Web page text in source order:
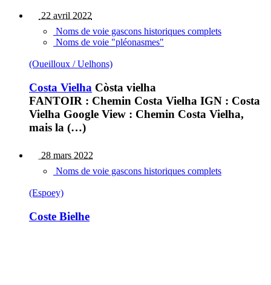
22 avril 2022
Noms de voie gascons historiques complets
Noms de voie "pléonasmes"
(Oueilloux / Uelhons)
Costa Vielha Còsta vielha
FANTOIR : Chemin Costa Vielha IGN : Costa
Vielha Google View : Chemin Costa Vielha,
mais la (…)
28 mars 2022
Noms de voie gascons historiques complets
(Espoey)
Coste Bielhe